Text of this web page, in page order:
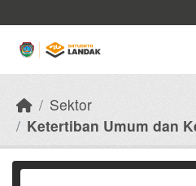
Sektor
Ketertiban Umum dan